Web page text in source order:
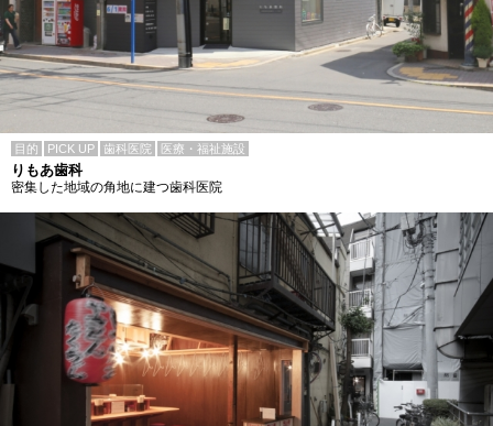
目的 PICK UP 歯科医院 医療・福祉施設
りもあ歯科
密集した地域の角地に建つ歯科医院